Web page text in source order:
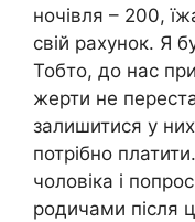
ночівля – 200,
свій рахунок. Я
Тобто, до нас
жерти не
залишитися у
потрібно
чоловіка і
родичами після